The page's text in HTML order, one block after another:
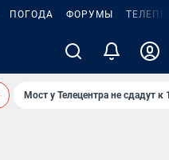
ПОГОДА ФОРУМЫ
Мост у Телецентра не сдадут к